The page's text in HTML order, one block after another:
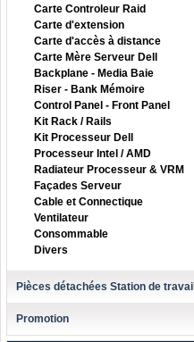
Carte Controleur Raid
Carte d'extension
Carte d'accès à distance
Carte Mère Serveur Dell
Backplane - Media Baie
Riser - Bank Mémoire
Control Panel - Front Panel
Kit Rack / Rails
Kit Processeur Dell
Processeur Intel / AMD
Radiateur Processeur & VRM
Façades Serveur
Cable et Connectique
Ventilateur
Consommable
Divers
Pièces détachées Station de travail
Promotion